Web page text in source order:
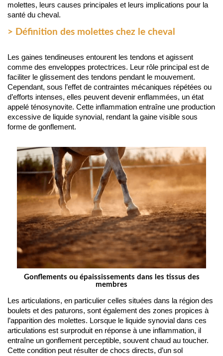
molettes, leurs causes principales et leurs implications pour la
santé du cheval.
> Définition des molettes chez le cheval
Les gaines tendineuses entourent les tendons et agissent
comme des enveloppes protectrices. Leur rôle principal est de
faciliter le glissement des tendons pendant le mouvement.
Cependant, sous l’effet de contraintes mécaniques répétées ou
d’efforts intenses, elles peuvent devenir enflammées, un état
appelé ténosynovite. Cette inflammation entraîne une production
excessive de liquide synovial, rendant la gaine visible sous
forme de gonflement.
Gonflements ou épaississements dans les tissus des
membres
Les articulations, en particulier celles situées dans la région des
boulets et des paturons, sont également des zones propices à
l’apparition des molettes. Lorsque le liquide synovial dans ces
articulations est surproduit en réponse à une inflammation, il
entraîne un gonflement perceptible, souvent chaud au toucher.
Cette condition peut résulter de chocs directs, d’un sol